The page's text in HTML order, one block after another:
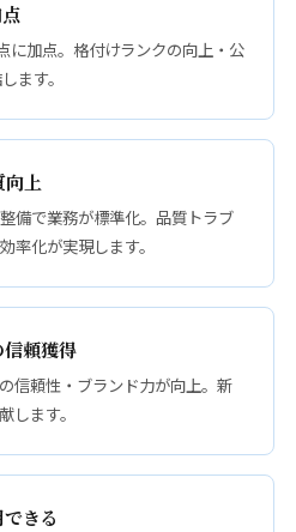
に加点。格付けランクの向上・公
ます。
向上
備で業務が標準化。品質トラブ
率化が実現します。
頼獲得
信頼性・ブランド力が向上。新
します。
きる